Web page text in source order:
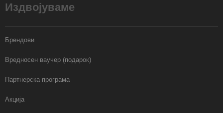
Издвојуваме
Брендови
Вредносен ваучер (подарок)
Партнерска програма
Акција